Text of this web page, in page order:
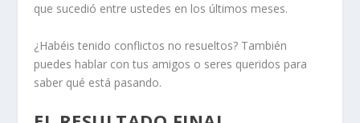
que sucedió entre ustedes en los últimos meses.
¿Habéis tenido conflictos no resueltos? También
puedes hablar con tus amigos o seres queridos para
saber qué está pasando.